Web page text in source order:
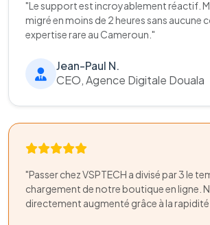
"Le support est incroyablement réactif.
migré en moins de 2 heures sans aucune
expertise rare au Cameroun."
Jean-Paul N.
CEO, Agence Digitale Douala
"Passer chez VSPTECH a divisé par 3 le
chargement de notre boutique en ligne.
directement augmenté grâce à la rapidité